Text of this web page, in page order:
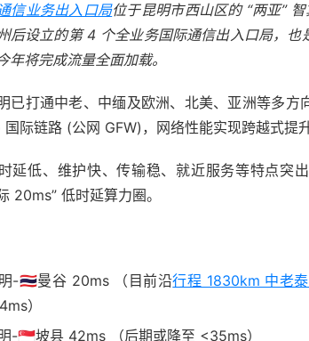
信业务出入口局位于昆明市西山区的 “两亚”
后设立的第 4 个全业务国际通信出入口局，
年将完成流量全面加载。
已打通中老、中缅及欧洲、北美、亚洲等多
际链路 (公网 GFW)，网络性能实现跨越式提升
延低、维护快、传输稳、就近服务等特点突
20ms” 低时延算力圈。
-🇹🇭曼谷 20ms （目前沿行程 1830km 中老
）
-🇸🇬坡县 42ms （后期或降至 <35ms）